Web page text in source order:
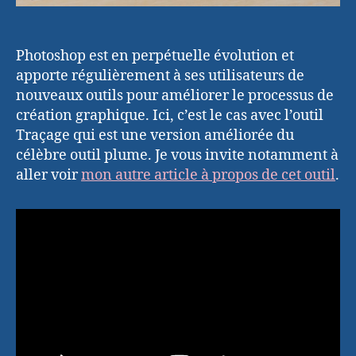
Photoshop est en perpétuelle évolution et
apporte régulièrement à ses utilisateurs de
nouveaux outils pour améliorer le processus de
création graphique. Ici, c’est le cas avec l’outil
Traçage qui est une version améliorée du
célèbre outil plume. Je vous invite notamment à
aller voirmon autre article à propos de cet outil.